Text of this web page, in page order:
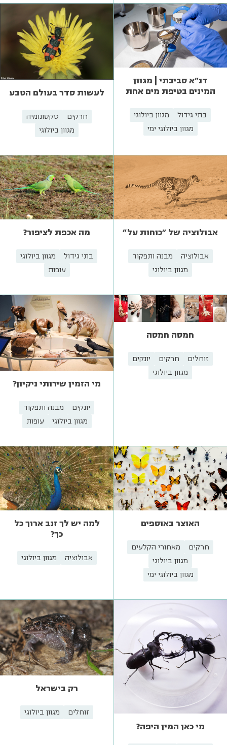
דנ"א סביבתי | מגוון
המינים בטיפת מים אחת
בתי גידול
מגוון ביולוגי
מגוון ביולוגי ימי
לעשות סדר בעולם הטבע
חרקים
טקסונומיה
מגוון ביולוגי
אבולוציה של "כוחות על"
אבולוציה
מבנה ותפקוד
מגוון ביולוגי
מה אכפת לציפור?
בתי גידול
מגוון ביולוגי
עופות
חמסה חמסה
זוחלים חרקים
יונקים
מגוון ביולוגי
מי הזמין שירותי ניקיון?
יונקים
מבנה ותפקוד
מגוון ביולוגי
עופות
האוצר באוספים
חרקים
מאחורי הקלעים
מגוון ביולוגי
מגוון ביולוגי ימי
למה יש לך זנב ארוך כל
כך?
אבולוציה מגוון ביולוגי
מי כאן המין היפה?
רק בישראל
זוחלים מגוון ביולוגי